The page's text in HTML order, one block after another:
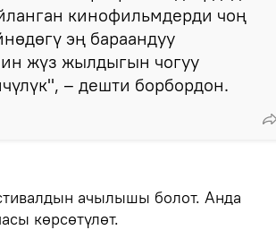
кинофильмдерди чоң
эң бараандуу
жүз жылдыгын чогуу
– дешти борбордон.
ачылышы болот. Анда
көрсөтүлөт.